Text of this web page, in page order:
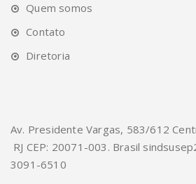
Quem somos
Contato
Diretoria
Av. Presidente Vargas, 583/612
RJ CEP: 20071-003. Brasil
3091-6510